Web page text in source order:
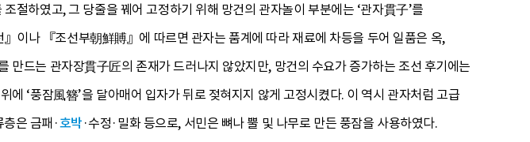
절하였고, 그 당줄을 꿰어 고정하기 위해 망건의 관자놀이 부분에는 ‘관자貫子’를
이나 『조선부朝鮮賻』에 따르면 관자는 품계에 따라 재료에 차등을 두어 일품은 옥,
만드는 관자장貫子匠의 존재가 드러나지 않았지만, 망건의 수요가 증가하는 조선 후기에는
‘풍잠風簪’을 달아매어 입자가 뒤로 젖혀지지 않게 고정시켰다. 이 역시 관자처럼 고급
은 금패·호박·수정·밀화 등으로, 서민은 뼈나 뿔 및 나무로 만든 풍잠을 사용하였다.